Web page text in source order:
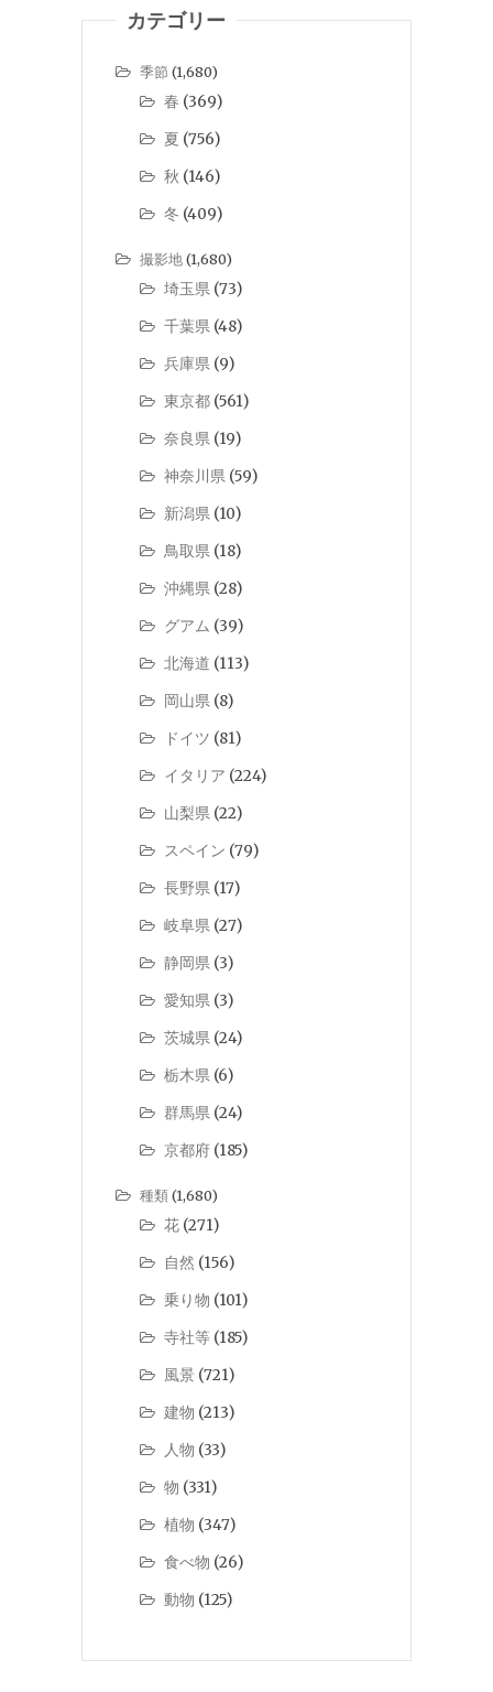
カテゴリー
季節 (1,680)
春 (369)
夏 (756)
秋 (146)
冬 (409)
撮影地(1,680)
埼玉県 (73)
千葉県 (48)
兵庫県 (9)
東京都 (561)
奈良県 (19)
神奈川県 (59)
新潟県 (10)
鳥取県 (18)
沖縄県 (28)
グアム (39)
北海道 (113)
岡山県 (8)
ドイツ (81)
イタリア (224)
山梨県 (22)
スペイン (79)
長野県 (17)
岐阜県 (27)
静岡県 (3)
愛知県 (3)
茨城県 (24)
栃木県 (6)
群馬県 (24)
京都府 (185)
種類(1,680)
花 (271)
自然 (156)
乗り物 (101)
寺社等 (185)
風景 (721)
建物 (213)
人物 (33)
物 (331)
植物 (347)
食べ物 (26)
動物 (125)